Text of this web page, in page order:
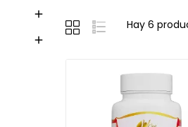


Hay 6